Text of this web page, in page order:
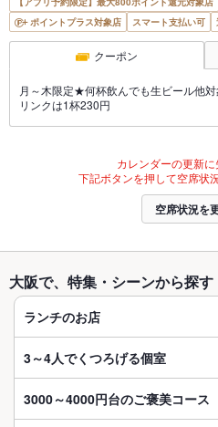
ポイントプラス対象店
スマート支払い可
クーポン
月～木限定★何杯飲んでも生ビール他
リンクは1杯230円
カレンダーの更新に
下記ボタンを押して空席状
空席状況を
大阪で、特集・シーンから探す
ランチのお店
3～4人でくつろげる個室
3000～4000円台のご褒美コース